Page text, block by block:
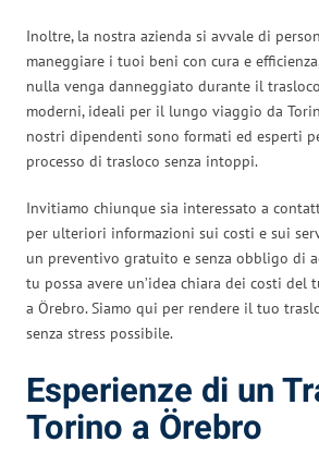
Inoltre, la nostra azienda si avvale di
maneggiare i tuoi beni con cura e
nulla venga danneggiato durante il
moderni, ideali per il lungo viaggio da
nostri dipendenti sono formati ed esperti
processo di trasloco senza intoppi.
Invitiamo chiunque sia interessato a
per ulteriori informazioni sui costi e sui
un preventivo gratuito e senza obbligo di
tu possa avere un’idea chiara dei costi del
a Örebro. Siamo qui per rendere il tuo
senza stress possibile.
Esperienze di un
Torino a Örebro